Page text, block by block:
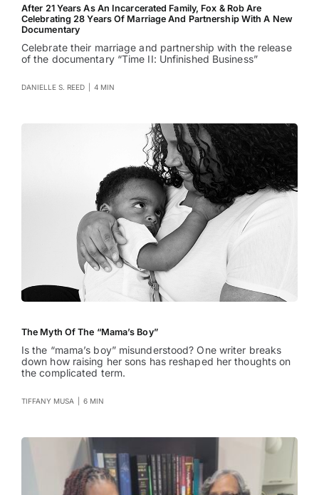
After 21 Years As An Incarcerated Family, Fox & Rob Are
Celebrating 28 Years Of Marriage And Partnership With A New
Documentary
Celebrate their marriage and partnership with the release
of the documentary “Time II: Unfinished Business”
DANIELLE S. REED 4 MIN
The Myth Of The “Mama’s Boy”
Is the “mama’s boy” misunderstood? One writer breaks
down how raising her sons has reshaped her thoughts on
the complicated term.
TIFFANY MUSA 6 MIN